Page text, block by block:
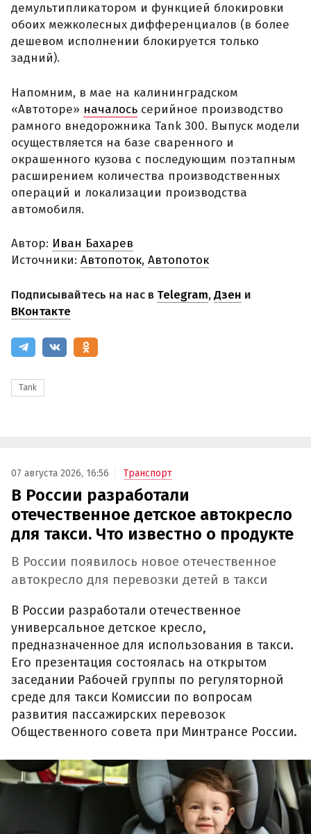
демультипликатором и функцией блокировки
обоих межколесных дифференциалов (в более
дешевом исполнении блокируется только
задний).
Напомним, в мае на калининградском
«Автоторе» началось серийное производство
рамного внедорожника Tank 300. Выпуск модели
осуществляется на базе сваренного и
окрашенного кузова с последующим поэтапным
расширением количества производственных
операций и локализации производства
автомобиля.
Автор: Иван Бахарев
Источники: Автопоток, Автопоток
Подписывайтесь на нас в Telegram,Дзен и
ВКонтакте
Tank
07 августа 2026, 16:56 Транспорт
В России разработали
отечественное детское автокресло
для такси. Что известно о продукте
В России появилось новое отечественное
автокресло для перевозки детей в такси
В России разработали отечественное
универсальное детское кресло,
предназначенное для использования в такси.
Его презентация состоялась на открытом
заседании Рабочей группы по регуляторной
среде для такси Комиссии по вопросам
развития пассажирских перевозок
Общественного совета при Минтрансе России.